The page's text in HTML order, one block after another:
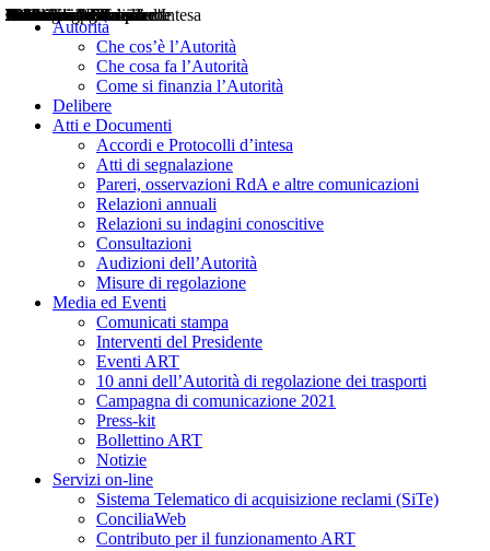
Autorità
Che cos’è l’Autorità
Che cosa fa l’Autorità
Come si finanzia l’Autorità
Delibere
Atti e Documenti
Accordi e Protocolli d’intesa
Atti di segnalazione
Pareri, osservazioni RdA e altre comunicazioni
Relazioni annuali
Relazioni su indagini conoscitive
Consultazioni
Audizioni dell’Autorità
Misure di regolazione
Media ed Eventi
Comunicati stampa
Interventi del Presidente
Eventi ART
10 anni dell’Autorità di regolazione dei trasporti
Campagna di comunicazione 2021
Press-kit
Bollettino ART
Notizie
Servizi on-line
Sistema Telematico di acquisizione reclami (SiTe)
ConciliaWeb
Contributo per il funzionamento ART
Delibere
Pareri
Consultazioni
Audizioni
Atti di Segnalazione
Accordi e Protocolli d'Intesa
Relazioni annuali
Misure di regolazione
Notizie
Comunicati Stampa
Bollettini ART
Convegni ART
Interviste del Presidente
Articoli in primo piano
Interventi del Presidente
2004
2005
2010
2013
2014
2015
2016
2017
2018
2019
202
2020
2021
2022
2023
2024
2025
2026
Aereo
Marittimo
Terrestre